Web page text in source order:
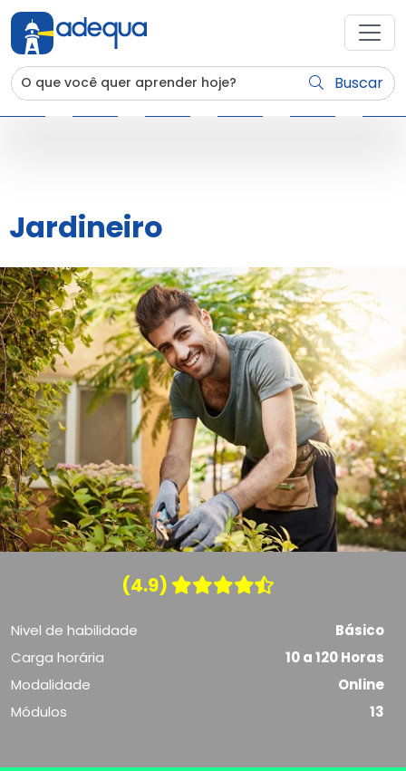
Buscar
Jardineiro
(4.9)
Nivel de habilidade
Básico
Carga horária
10 a 120 Horas
Modalidade
Online
Módulos
13